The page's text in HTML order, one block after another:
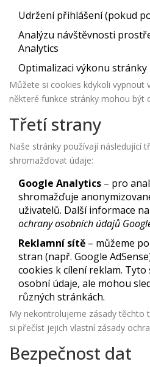
Udržení přihlášení (pokud
Analýzu návštěvnosti
Analytics
Optimalizaci výkonu stránky
Můžete si cookies kdykoli vypnout
některé funkce stránky mohou být
Třetí strany
Naše stránky používají následující
shromažďovat údaje:
Google Analytics – pro
shromažďuje
uživatelů. Další informace
ochrany osobních údajů
Reklamní sítě – můžeme
stran (např. Google
cookies k cílení reklam. Tyto
osobní údaje, ale mohou
různých stránkách.
My nekontrolujeme zásady těchto
si přečíst jejich vlastní zásady
Bezpečnost dat